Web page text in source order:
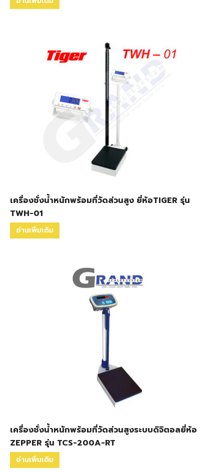
เครื่องชั่งน้ำหนักพร้อมที่วัดส่วนสูง ยี่ห้อTIGER รุ่น
TWH-01
อ่านเพิ่มเติม
เครื่องชั่งน้ำหนักพร้อมที่วัดส่วนสูงระบบดิจิตอลยี่ห้อ
ZEPPER รุ่น TCS-200A-RT
อ่านเพิ่มเติม